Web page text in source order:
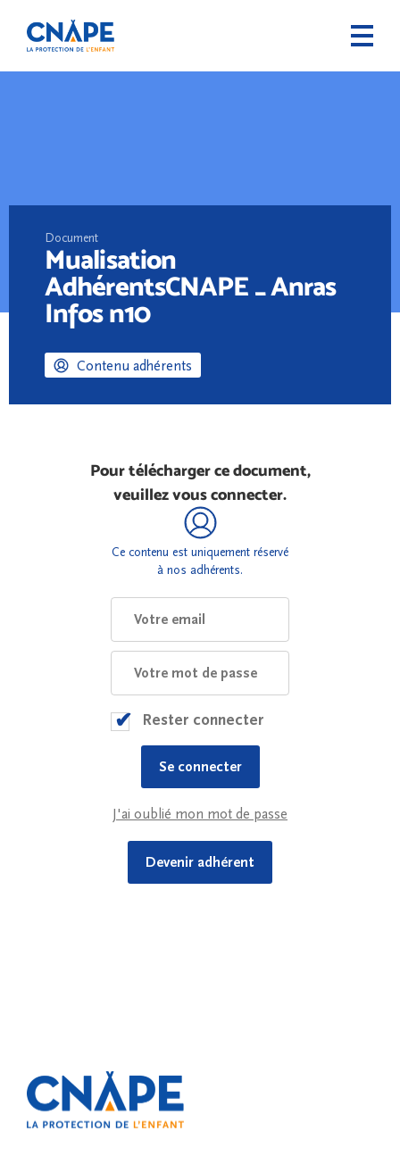
Document
Mualisation
AdhérentsCNAPE _ Anras
Infos n10
Contenu adhérents
Pour télécharger ce document,
veuillez vous connecter.
Ce contenu est uniquement réservé
à nos adhérents.
Rester connecter
J'ai oublié mon mot de passe
Devenir adhérent